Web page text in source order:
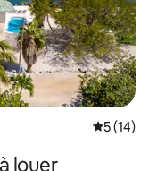
Note
5 (14)
louer